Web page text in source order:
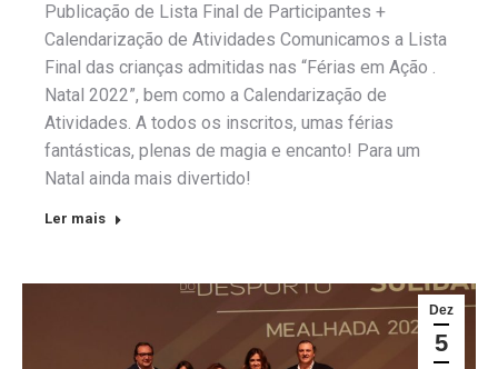
Publicação de Lista Final de Participantes +
Calendarização de Atividades Comunicamos a Lista
Final das crianças admitidas nas “Férias em Ação .
Natal 2022”, bem como a Calendarização de
Atividades. A todos os inscritos, umas férias
fantásticas, plenas de magia e encanto! Para um
Natal ainda mais divertido!
Ler mais
Dez
5